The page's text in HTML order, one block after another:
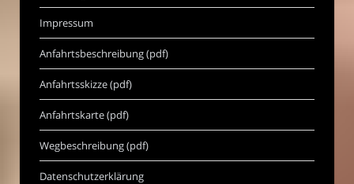
Impressum
Anfahrtsbeschreibung (pdf)
Anfahrtsskizze (pdf)
Anfahrtskarte (pdf)
Wegbeschreibung (pdf)
Datenschutzerklärung